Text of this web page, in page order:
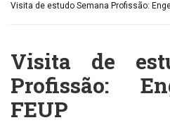
Visita de estudo Semana Profissão:
Visita de
Profissão:
FEUP